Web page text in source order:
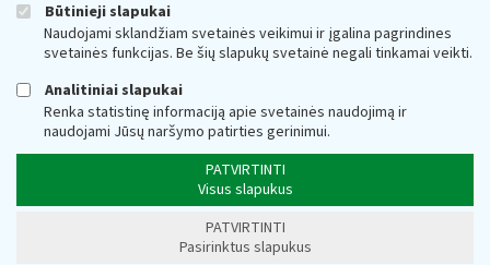
Būtinieji slapukai
Naudojami sklandžiam svetainės veikimui ir įgalina pagrindines
svetainės funkcijas. Be šių slapukų svetainė negali tinkamai veikti.
Analitiniai slapukai
Renka statistinę informaciją apie svetainės naudojimą ir
naudojami Jūsų naršymo patirties gerinimui.
PATVIRTINTI
Visus slapukus
PATVIRTINTI
Pasirinktus slapukus